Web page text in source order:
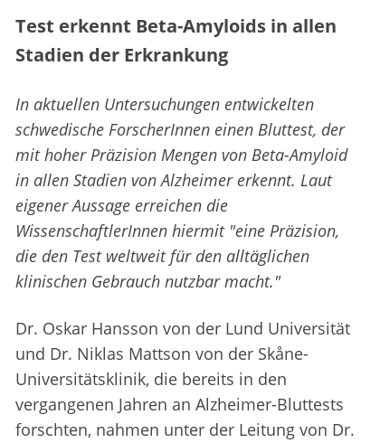
Test erkennt Beta-Amyloids in allen
Stadien der Erkrankung
In aktuellen Untersuchungen entwickelten
schwedische ForscherInnen einen Bluttest, der
mit hoher Präzision Mengen von Beta-Amyloid
in allen Stadien von Alzheimer erkennt. Laut
eigener Aussage erreichen die
WissenschaftlerInnen hiermit "eine Präzision,
die den Test weltweit für den alltäglichen
klinischen Gebrauch nutzbar macht."
Dr. Oskar Hansson von der Lund Universität
und Dr. Niklas Mattson von der Skåne-
Universitätsklinik, die bereits in den
vergangenen Jahren an Alzheimer-Bluttests
forschten, nahmen unter der Leitung von Dr.